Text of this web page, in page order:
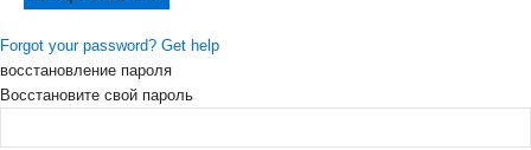
Forgot your password? Get help
восстановление пароля
Восстановите свой пароль